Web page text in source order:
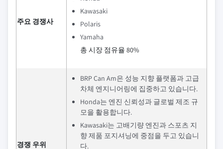
주요 경쟁사
Kawasaki
Polaris
Yamaha
총 시장 점유율 80%
경쟁 우위
BRP Can Am은 성능 지향 플랫폼과 고급
차체 엔지니어링에 집중하고 있습니다.
Honda는 엔진 신뢰성과 글로벌 제조 규
모을 활용합니다.
Kawasaki는 고배기량 엔진과 스포츠 지
향 제품 포지셔닝에 중점을 두고 있습니
다.